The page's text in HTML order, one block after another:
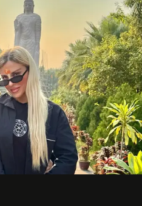
превращения
для